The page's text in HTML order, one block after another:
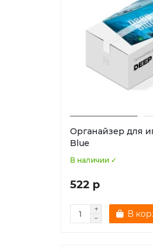
Органайзер для
Blue
В наличии ✓
522 р
В